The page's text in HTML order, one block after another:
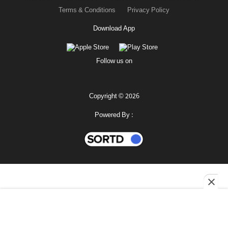
Terms & Conditions
Privacy Policy
Download App
Follow us on
Copyright © 2026
Powered By :